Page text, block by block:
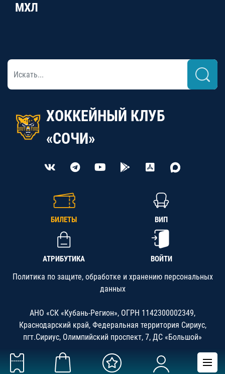
МХЛ
ХОККЕЙНЫЙ КЛУБ
«СОЧИ»
БИЛЕТЫ ВИП
АТРИБУТИКА ВОЙТИ
Политика по защите, обработке и хранению персональных
данных
АНО «СК «Кубань-Регион», ОГРН 1142300002349,
Краснодарский край, Федеральная территория Сириус,
пгт.Сириус, Олимпийский проспект, 7, ДС «Большой»